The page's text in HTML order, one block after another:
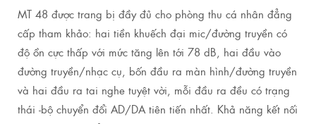
MT 48 được trang bị đầy đủ cho phòng thu cá nhân đẳng
cấp tham khảo: hai tiền khuếch đại mic/đường truyền có
độ ồn cực thấp với mức tăng lên tới 78 dB, hai đầu vào
đường truyền/nhạc cụ, bốn đầu ra màn hình/đường truyền
và hai đầu ra tai nghe tuyệt vời, mỗi đầu ra đều có trạng
thái -bộ chuyển đổi AD/DA tiên tiến nhất. Khả năng kết nối